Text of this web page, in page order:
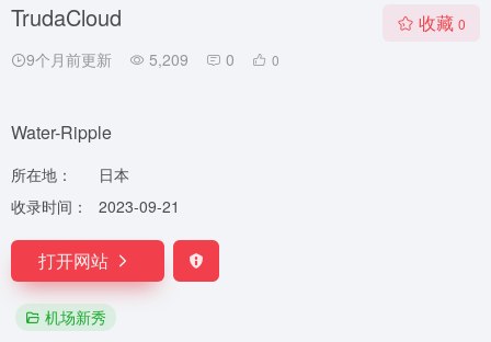
TrudaCloud
9个月前更新 5,209 0 0
收藏 0
Water-Ripple
所在地：
日本
收录时间：
2023-09-21
打开网站
机场新秀